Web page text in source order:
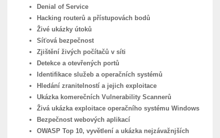
Denial of Service
Hacking routerů a přístupovách bodů
Živé ukázky útoků
Síťová bezpečnost
Zjištění živých počítačů v síti
Detekce a otevřených portů
Identifikace služeb a operačních systémů
Hledání zranitelností a jejich exploitace
Ukázka komerečních Vulnerability Scannerů
Živá ukázka exploitace operačního systému Windows
Bezpečnost webových aplikací
OWASP Top 10, vyvětlení a ukázka nejzávažnjších